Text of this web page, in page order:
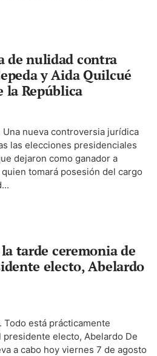
de nulidad contra
y Aida Quilcué
la República
Una nueva controversia jurídica
las elecciones presidenciales
dejaron como ganador a
tomará posesión del cargo
tarde ceremonia de
electo, Abelardo
está prácticamente
electo, Abelardo De
a cabo hoy viernes 7 de agosto